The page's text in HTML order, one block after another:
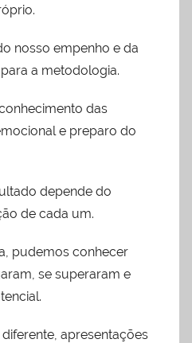
nosso empenho e da
a metodologia.
das
e preparo do
depende do
de cada um.
pudemos conhecer
se superaram e
apresentações